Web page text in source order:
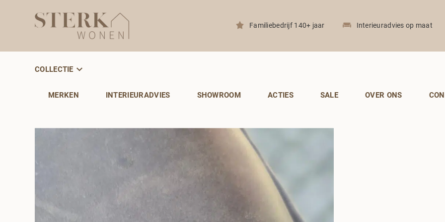
Familiebedrijf 140+ jaar Interieuradvies op maat
COLLECTIE
MERKEN INTERIEURADVIES SHOWROOM ACTIES SALE OVER ONS